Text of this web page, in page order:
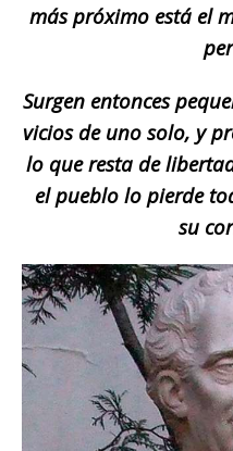
más próximo está el
Surgen entonces
vicios de uno solo, y
lo que resta de
el pueblo lo pierde
su